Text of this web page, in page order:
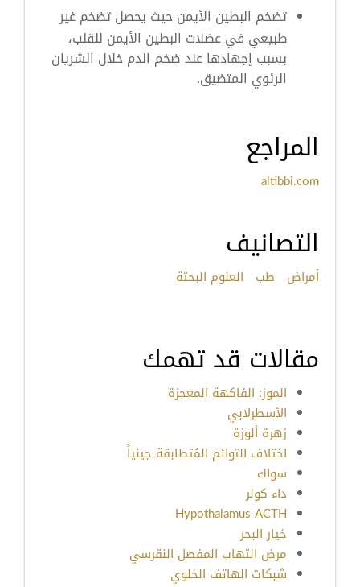
تضخم البطين الأيمن حيث يحصل تضخم غير
طبيعي في عضلات البطين الأيمن للقلب،
بسبب إجهادها عند ضخم الدم خلال الشريان
الرئوي المتضيق.
المراجع
altibbi.com
التصانيف
أمراض طب العلوم البحتة
مقالات قد تهمك
الموز: الفاكهة المعجزة
الأسطرلابي
زهرة ألوزة
اختلاف التوائم المُتطابقة جينياً
سواك
داء كولر
Hypothalamus ACTH
خيار البحر
مرض التهاب المفصل النقرسي
شبكات الهاتف الخلوي